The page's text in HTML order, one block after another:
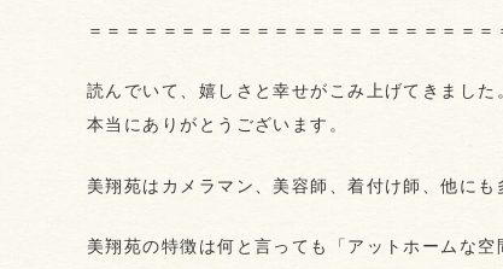
＝＝＝＝＝＝＝＝＝＝＝＝＝＝＝＝＝＝＝＝＝
読んでいて、嬉しさと幸せがこみ上げてきました
本当にありがとうございます。
美翔苑はカメラマン、美容師、着付け師、他に
美翔苑の特徴は何と言っても「アットホームな空